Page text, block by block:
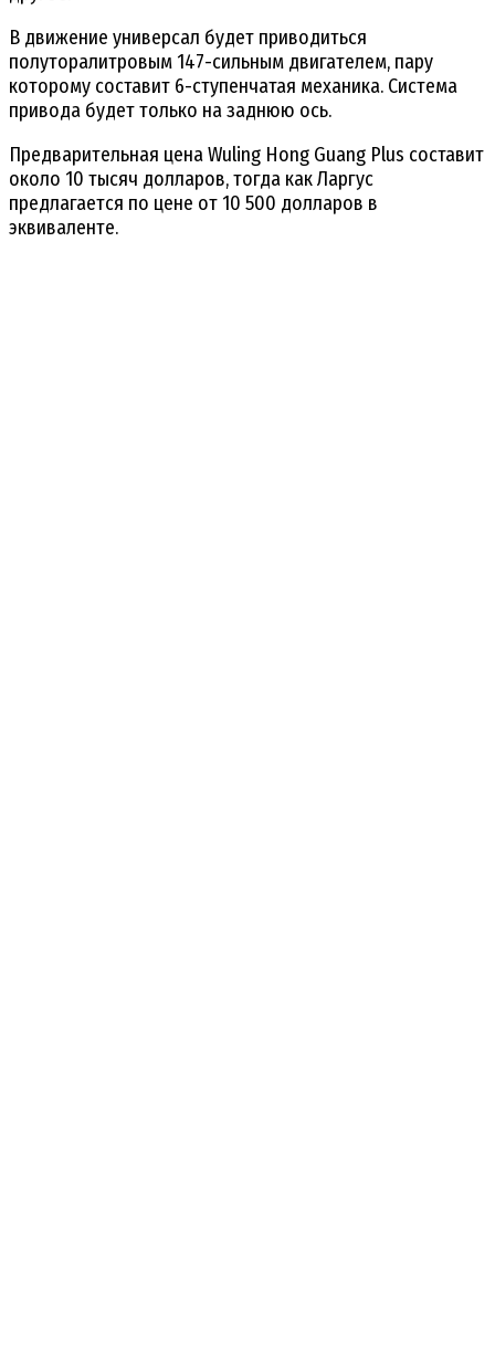
В движение универсал будет приводиться
полуторалитровым 147-сильным двигателем, пару
которому составит 6-ступенчатая механика. Система
привода будет только на заднюю ось.
Предварительная цена Wuling Hong Guang Plus составит
около 10 тысяч долларов, тогда как Ларгус
предлагается по цене от 10 500 долларов в
эквиваленте.